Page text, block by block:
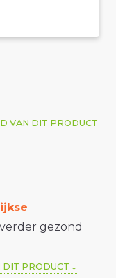
VAN DIT PRODUCT
gezond
DIT PRODUCT